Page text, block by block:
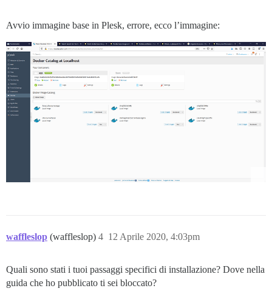
Avvio immagine base in Plesk, errore, ecco l’immagine:
waffleslop (waffleslop) 12 Aprile 2020, 4:03pm
4
Quali sono stati i tuoi passaggi specifici di installazione? Dove nella
guida che ho pubblicato ti sei bloccato?